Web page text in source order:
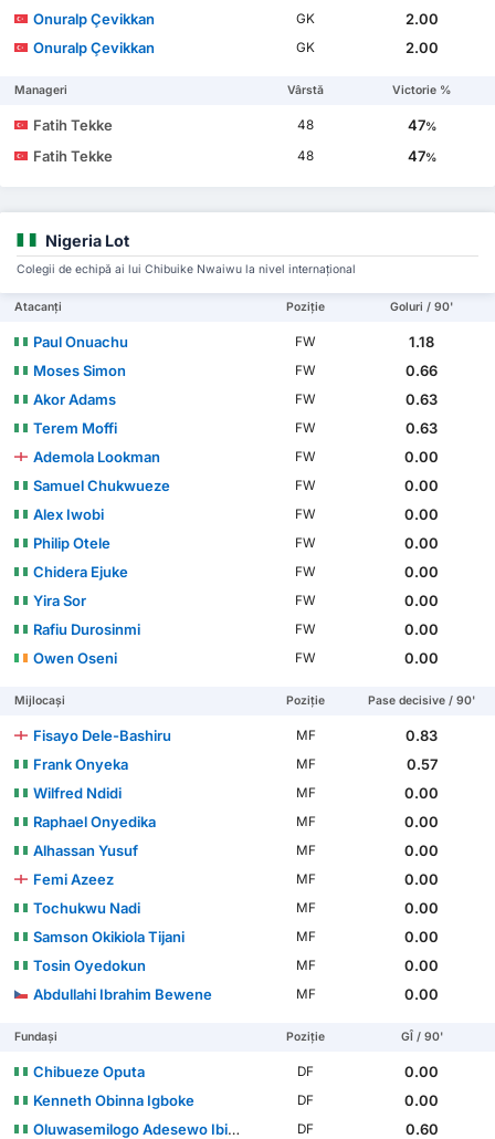
Onuralp Çevikkan
GK
2.00
Onuralp Çevikkan
GK 2.00
Manageri Vârstă Victorie %
Fatih Tekke 48 47%
Fatih Tekke 48 47%
Nigeria Lot
Colegii de echipă ai lui Chibuike Nwaiwu la nivel internațional
Atacanți Poziție Goluri / 90'
Paul Onuachu FW
1.18
Moses Simon
FW
0.66
Akor Adams
FW
0.63
Terem Moffi
FW
0.63
Ademola Lookman
FW
0.00
Samuel Chukwueze
FW
0.00
Alex Iwobi
FW
0.00
Philip Otele
FW
0.00
Chidera Ejuke
FW
0.00
Yira Sor
FW
0.00
Rafiu Durosinmi
FW
0.00
Owen Oseni
FW 0.00
Mijlocași Poziție Pase decisive / 90'
Fisayo Dele-Bashiru MF
0.83
Frank Onyeka
MF
0.57
Wilfred Ndidi
MF
0.00
Raphael Onyedika
MF
0.00
Alhassan Yusuf
MF
0.00
Femi Azeez
MF
0.00
Tochukwu Nadi
MF
0.00
Samson Okikiola Tijani
MF
0.00
Tosin Oyedokun
MF
0.00
Abdullahi Ibrahim Bewene
MF 0.00
Fundași Poziție GÎ / 90'
Chibueze Oputa DF
0.00
Kenneth Obinna Igboke
DF
0.00
Oluwasemilogo Adesewo Ibidapo Ajayi
DF
0.60